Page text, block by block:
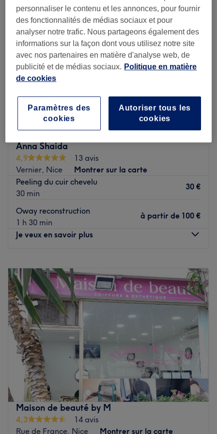
Anna Shaida
4,9
13 avis
Vernier, Nice
Montrer sur la carte
Peeling du cuir chevelu
30 min
30 €
Oway reconstruction
1 h 30 min
à partir de 100 €
Je veux en savoir plus
Mardi
19:00
Mercredi
09:00–22:00
Jeudi
09:00–22:00
Vendredi
09:00–22:00
Samedi
22:00
Dimanche
Fermé
Feel Good Community est un salon de coiffure, situé dans
le 8ᵉ arrondissement de Paris. On profite d’un agréable
moment dans un lieu joliment décoré où l’on se sent bien.
Anna vous reçoit avec le sourire pour vous proposer des
prestations personnalisées tout en répondant à vos
besoins, afin de sublimer et mettre en valeur votre
chevelure.
Maison de beauté by M
4,3
14 avis
Rue de France, Nice
Montrer sur la carte
personnaliser le contenu et les annonces, pour fournir
des fonctionnalités de médias sociaux et pour
analyser notre trafic. Nous partageons également des
informations sur la façon dont vous utilisez notre site
avec nos partenaires en matière d'analyse web, de
publicité et de médias sociaux. Politique en matière
de cookies
Autoriser tous les
cookies
Paramètres des
cookies